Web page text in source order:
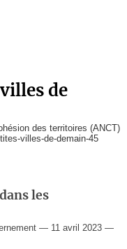
des territoires (ANCT)
villes-de-demain-45
les
— 11 avril 2023 —